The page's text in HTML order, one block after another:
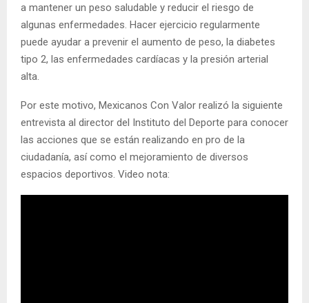
a mantener un peso saludable y reducir el riesgo de
algunas enfermedades. Hacer ejercicio regularmente
puede ayudar a prevenir el aumento de peso, la diabetes
tipo 2, las enfermedades cardíacas y la presión arterial
alta.
Por este motivo, Mexicanos Con Valor realizó la siguiente
entrevista al director del Instituto del Deporte para conocer
las acciones que se están realizando en pro de la
ciudadanía, así como el mejoramiento de diversos
espacios deportivos. Video nota: